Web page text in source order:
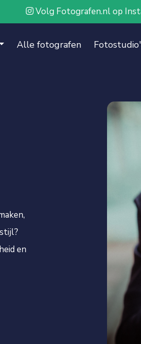
Volg Fotografen.nl op
Alle fotografen
en